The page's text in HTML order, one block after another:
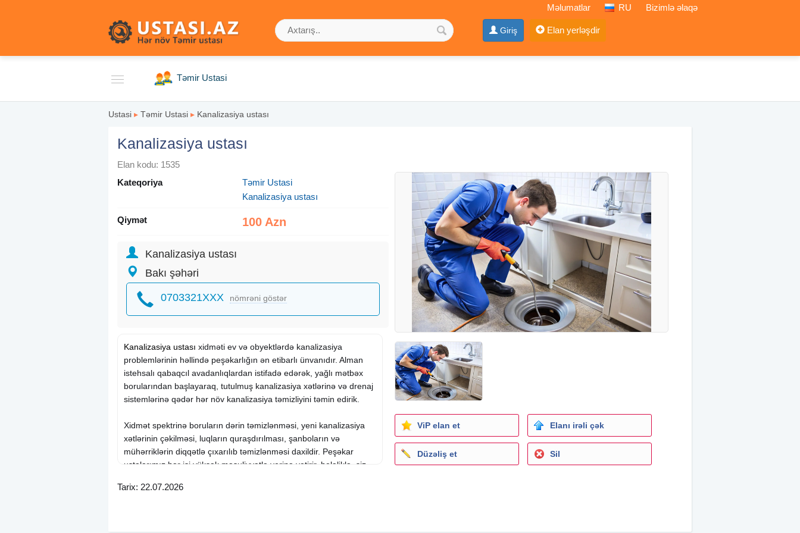
Məlumatlar RU Bizimlə əlaqə
Giriş Elan yerləşdir
Təmir Ustasi
Ustasi ▸ Təmir Ustasi ▸ Kanalizasiya ustası
Kanalizasiya ustası
Elan kodu: 1535
Kateqoriya
Təmir Ustasi
Kanalizasiya ustası
Qiymət 100 Azn
Kanalizasiya ustası
Bakı şəhəri
0703321XXX nömrəni göstər
Kanalizasiya ustası xidməti ev və obyektlərdə kanalizasiya
problemlərinin həllində peşəkarlığın ən etibarlı ünvanıdır. Alman
istehsalı qabaqcıl avadanlıqlardan istifadə edərək, yağlı mətbəx
borularından başlayaraq, tutulmuş kanalizasiya xətlərinə və drenaj
sistemlərinə qədər hər növ kanalizasiya təmizliyini təmin edirik.
Xidmət spektrinə boruların dərin təmizlənməsi, yeni kanalizasiya
xətlərinin çəkilməsi, luqların quraşdırılması, şanboların və
mühərriklərin diqqətlə çıxarılıb təmizlənməsi daxildir. Peşəkar
ustalarımız hər işi yüksək məsuliyyətlə yerinə yetirir, beləliklə, siz
uyğun, lakin həmişə ədalətli və sərfəlidir. Kanalizasiyaustasıilə
Tarix: 22.07.2026
ViP elan et Elanı irəli çək
Düzəliş et Sil